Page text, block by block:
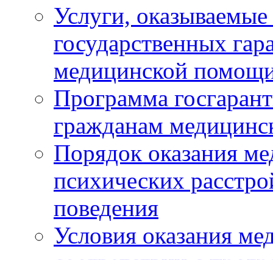
Услуги,
государственных
медицинской
Программа
гражданам
Порядок оказания
психических
поведения
Условия оказания